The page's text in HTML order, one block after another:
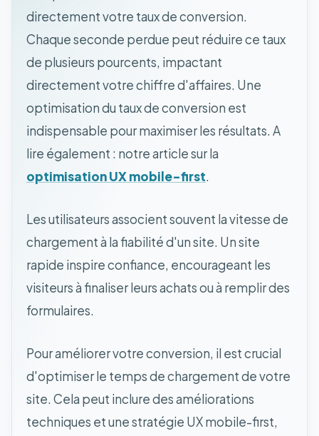
directement votre taux de conversion.
Chaque seconde perdue peut réduire ce taux
de plusieurs pourcents, impactant
directement votre chiffre d'affaires. Une
optimisation du taux de conversion est
indispensable pour maximiser les résultats. A
lire également : notre article sur la
optimisation UX mobile-first.
Les utilisateurs associent souvent la vitesse de
chargement à la fiabilité d'un site. Un site
rapide inspire confiance, encourageant les
visiteurs à finaliser leurs achats ou à remplir des
formulaires.
Pour améliorer votre conversion, il est crucial
d'optimiser le temps de chargement de votre
site. Cela peut inclure des améliorations
techniques et une stratégie UX mobile-first,